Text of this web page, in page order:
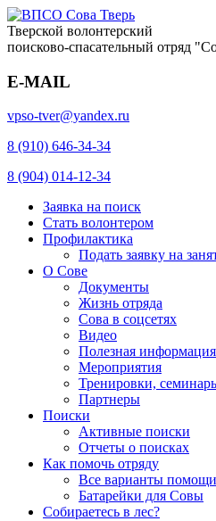
Тверской волонтерский
поисково-спасательный отряд
E-MAIL
vpso-tver@yandex.ru
8 (910) 646-34-34
8 (904) 014-12-34
Заявка на поиск
Стать волонтером
Профилактика
Подать заявку на
О Сове
Документы
Жизнь отряда
Сова в соцсетях
Видео
Полезная информация
Мероприятия
Тренировки,
Партнеры
Поиски
Активные поиски
Отчеты о поисках
Как помочь отряду
Все варианты помощи
Батарейки для Совы
Собираетесь в лес?